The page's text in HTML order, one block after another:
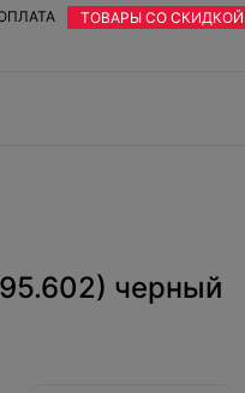
ТОВАРЫ СО СКИДКОЙ
черный